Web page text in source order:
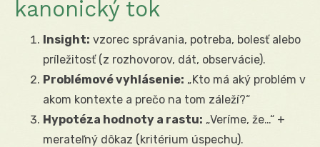
kanonický tok
Insight: vzorec správania, potreba, bolesť alebo
príležitosť (z rozhovorov, dát, observácie).
Problémové vyhlásenie: „Kto má aký problém v
akom kontexte a prečo na tom záleží?“
Hypotéza hodnoty a rastu: „Veríme, že…“ +
merateľný dôkaz (kritérium úspechu).